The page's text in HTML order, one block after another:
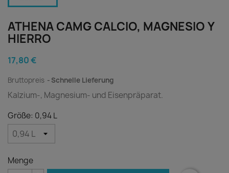
ATHENA CAMG CALCIO, MAGNESIO Y
HIERRO
17,80 €
Bruttopreis Schnelle Lieferung
Kalzium-, Magnesium- und Eisenpräparat.
Größe: 0,94 L
Menge